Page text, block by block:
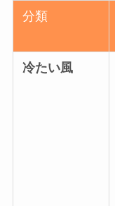
分類
冷たい風